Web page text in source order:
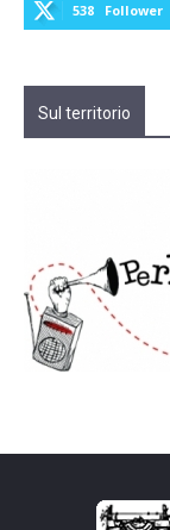
538 Follower
Sul territorio